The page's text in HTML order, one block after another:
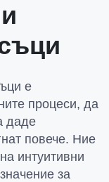
е
процеси, да
даде
повече. Ние
интуитивни
за